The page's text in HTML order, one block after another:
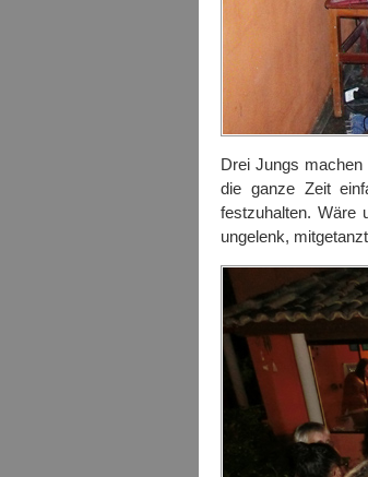
Drei Jungs
die ganze Zeit
festzuhalten. Wäre
ungelenk,